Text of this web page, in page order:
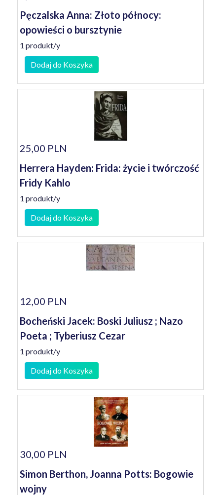
Pęczalska Anna: Złoto północy:
opowieści o bursztynie
1 produkt/y
Dodaj do Koszyka
25,00 PLN
Herrera Hayden: Frida: życie i twórczość
Fridy Kahlo
1 produkt/y
Dodaj do Koszyka
12,00 PLN
Bocheński Jacek: Boski Juliusz ; Nazo
Poeta ; Tyberiusz Cezar
1 produkt/y
Dodaj do Koszyka
30,00 PLN
Simon Berthon, Joanna Potts: Bogowie
wojny